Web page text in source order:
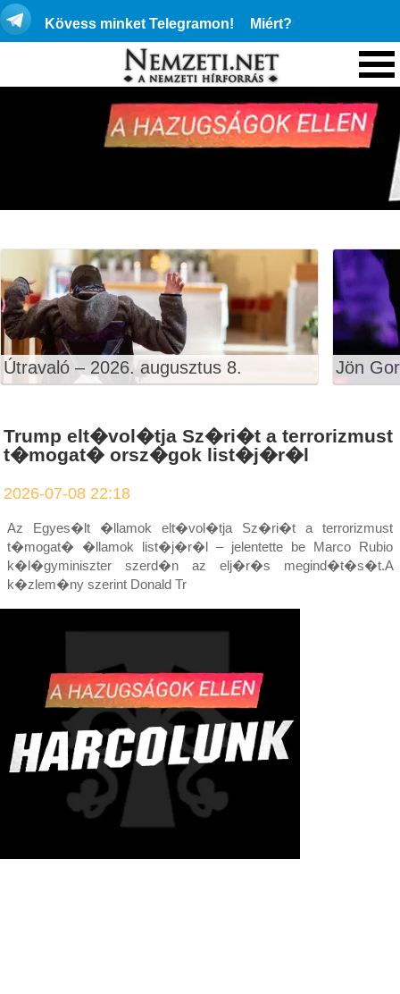
Kövess minket Telegramon! Miért?
Útravaló – 2026. augusztus 8. Jön
Trump elt�vol�tja Sz�ri�t a terrorizmust
t�mogat� orsz�gok list�j�r�l
2026-07-08 22:18
Az Egyes�lt �llamok elt�vol�tja Sz�ri�t a terrorizmust
t�mogat� �llamok list�j�r�l – jelentette be Marco Rubio
k�l�gyminiszter szerd�n az elj�r�s megind�t�s�t.A
k�zlem�ny szerint Donald Tr